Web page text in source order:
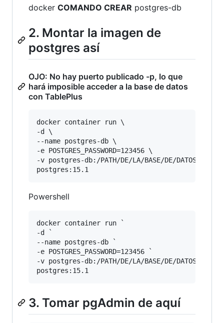
docker COMANDO CREAR postgres-db
2. Montar la imagen de
postgres así
OJO: No hay puerto publicado -p, lo que
hará imposible acceder a la base de datos
con TablePlus
docker container run \
-d \
--name postgres-db \
-e POSTGRES_PASSWORD=123456 \
-v postgres-db:/PATH/DE/LA/BASE/DE/DATOS \
Powershell
docker container run `
-d `
--name postgres-db `
-e POSTGRES_PASSWORD=123456 `
-v postgres-db:/PATH/DE/LA/BASE/DE/DATOS `
3. Tomar pgAdmin de aquí